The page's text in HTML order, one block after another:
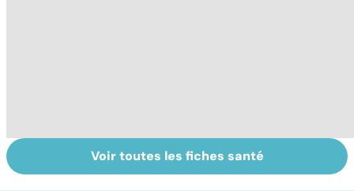
Intoxications
alimentaires :
Tout savoir sur
les infections
Voir toutes les fiches santé